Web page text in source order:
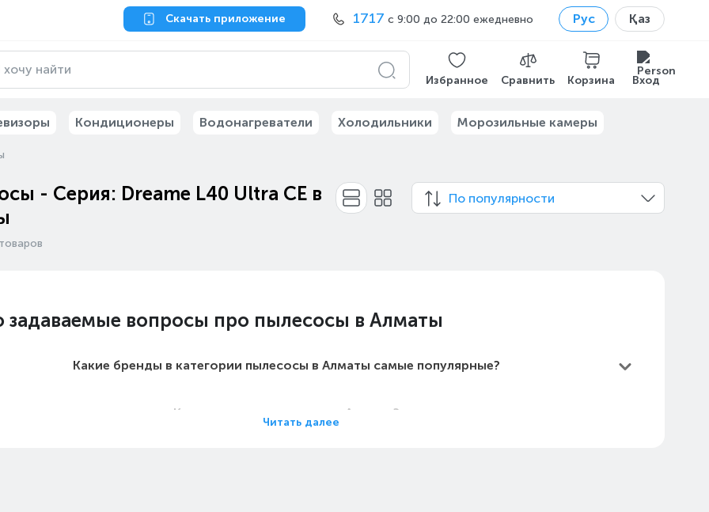
Скачать приложение 1717 с 9:00 до 22:00 ежедневно Рус Қаз
Избранное Сравнить Корзина Вход
Кондиционеры Водонагреватели Холодильники Морозильные камеры
- Серия: Dreame L40 Ultra CE в
По популярности
задаваемые вопросы про пылесосы в Алматы
Какие бренды в категории пылесосы в Алматы самые популярные?
Какие цены на пылесосы в Алматы?
Читать далее